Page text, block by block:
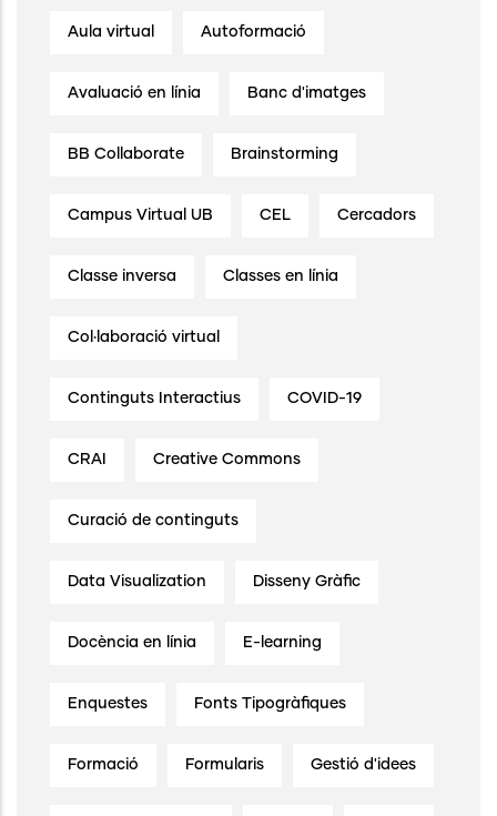
Aula virtual Autoformació
Avaluació en línia Banc d'imatges
BB Collaborate Brainstorming
Campus Virtual UB CEL Cercadors
Classe inversa Classes en línia
Col·laboració virtual
Continguts Interactius COVID-19
CRAI Creative Commons
Curació de continguts
Data Visualization Disseny Gràfic
Docència en línia E-learning
Enquestes Fonts Tipogràfiques
Formació Formularis Gestió d'idees